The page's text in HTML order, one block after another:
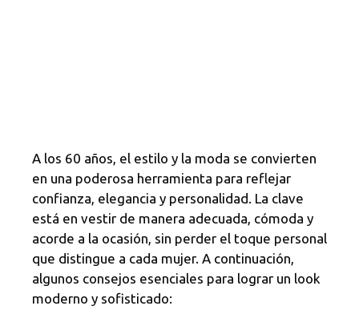
A los 60 años, el estilo y la moda se convierten
en una poderosa herramienta para reflejar
confianza, elegancia y personalidad. La clave
está en vestir de manera adecuada, cómoda y
acorde a la ocasión, sin perder el toque personal
que distingue a cada mujer. A continuación,
algunos consejos esenciales para lograr un look
moderno y sofisticado: